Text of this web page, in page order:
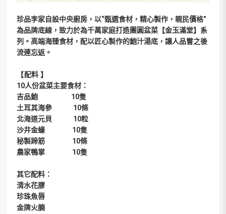
珍品李家自設中央廚房，以“甄選食材，精心製作，親民價格”
為品牌底線，致力於為千萬家庭打造團圓盆菜【金玉滿堂】系
列。高端海臻食材，配以匠心製作的鮑汁湯底，讓人品嘗之後
流連忘返。
【配料 】
10人份盆菜主要食材：
吉品鮑 10隻
土耳其海參 10條
北海道元貝 10粒
沙井金蠔 10隻
秘製蹄筋 10條
農家鴨掌 10隻
其它配料：
清水花膠
珍珠魚唇
金牌火腩